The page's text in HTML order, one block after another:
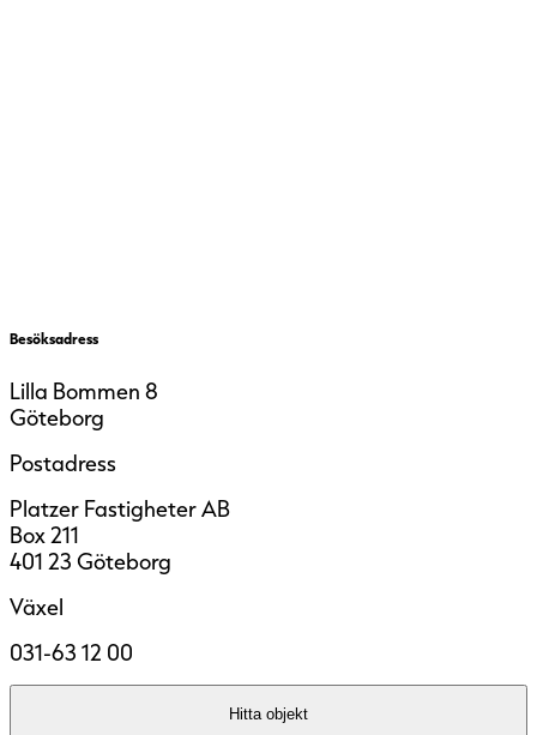
Besöksadress
Lilla Bommen 8
Göteborg
Postadress
Platzer Fastigheter AB
Box 211
401 23 Göteborg
Växel
031-63 12 00
Hitta objekt